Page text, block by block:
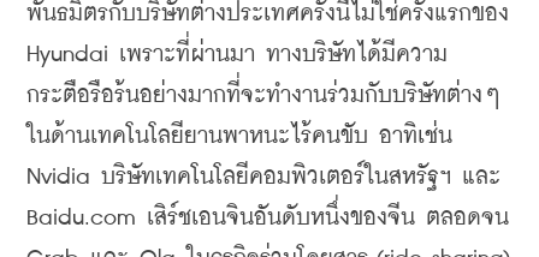
พันธมิตรกับบริษัทต่างประเทศครั้งนี้ไม่ใช่ครั้งแรกของ
Hyundai เพราะที่ผ่านมา ทางบริษัทได้มีความ
กระตือรือร้นอย่างมากที่จะทำงานร่วมกับบริษัทต่างๆ
ในด้านเทคโนโลยียานพาหนะไร้คนขับ อาทิเช่น
Nvidia บริษัทเทคโนโลยีคอมพิวเตอร์ในสหรัฐฯ และ
Baidu.com เสิร์ชเอนจินอันดับหนึ่งของจีน ตลอดจน